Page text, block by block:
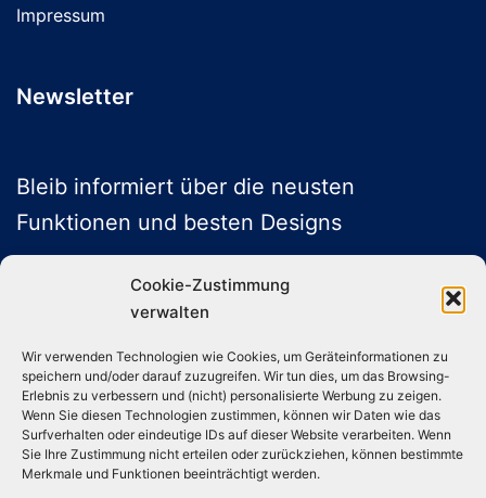
Cookie-Zustimmung
verwalten
Wir verwenden Technologien wie Cookies, um Geräteinformationen zu
speichern und/oder darauf zuzugreifen. Wir tun dies, um das Browsing-
Erlebnis zu verbessern und (nicht) personalisierte Werbung zu zeigen.
Wenn Sie diesen Technologien zustimmen, können wir Daten wie das
Surfverhalten oder eindeutige IDs auf dieser Website verarbeiten. Wenn
Sie Ihre Zustimmung nicht erteilen oder zurückziehen, können bestimmte
Merkmale und Funktionen beeinträchtigt werden.
Impressum
Newsletter
Bleib informiert über die neusten
Funktionen und besten Designs
ABONNIEREN
Folge uns auf Social Media